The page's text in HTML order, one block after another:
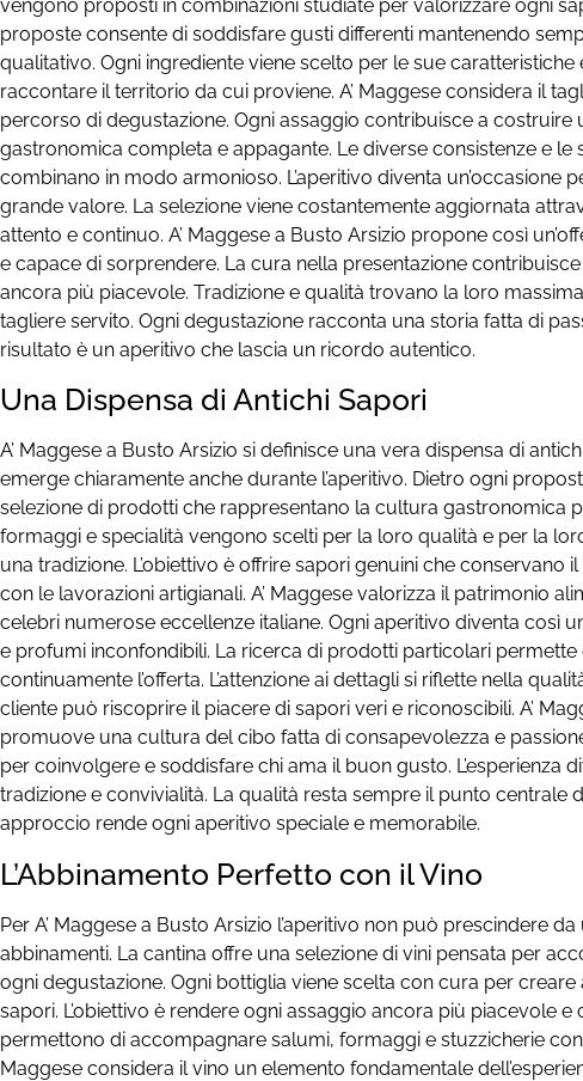
vengono proposti in combinazioni studiate per valorizzare ogni
proposte consente di soddisfare gusti differenti mantenendo
qualitativo. Ogni ingrediente viene scelto per le sue caratteristiche
raccontare il territorio da cui proviene. A’ Maggese considera il
percorso di degustazione. Ogni assaggio contribuisce a costruire
gastronomica completa e appagante. Le diverse consistenze e le
combinano in modo armonioso. L’aperitivo diventa un’occasione
grande valore. La selezione viene costantemente aggiornata
attento e continuo. A’ Maggese a Busto Arsizio propone così
e capace di sorprendere. La cura nella presentazione contribuisce
ancora più piacevole. Tradizione e qualità trovano la loro
tagliere servito. Ogni degustazione racconta una storia fatta di
risultato è un aperitivo che lascia un ricordo autentico.
Una Dispensa di Antichi Sapori
A’ Maggese a Busto Arsizio si definisce una vera dispensa di
emerge chiaramente anche durante l’aperitivo. Dietro ogni
selezione di prodotti che rappresentano la cultura gastronomica
formaggi e specialità vengono scelti per la loro qualità e per la
una tradizione. L’obiettivo è offrire sapori genuini che conservano
con le lavorazioni artigianali. A’ Maggese valorizza il patrimonio
celebri numerose eccellenze italiane. Ogni aperitivo diventa così
e profumi inconfondibili. La ricerca di prodotti particolari permette
continuamente l’offerta. L’attenzione ai dettagli si riflette nella
cliente può riscoprire il piacere di sapori veri e riconoscibili. A’
promuove una cultura del cibo fatta di consapevolezza e
per coinvolgere e soddisfare chi ama il buon gusto. L’esperienza
tradizione e convivialità. La qualità resta sempre il punto centrale
approccio rende ogni aperitivo speciale e memorabile.
L’Abbinamento Perfetto con il Vino
Per A’ Maggese a Busto Arsizio l’aperitivo non può prescindere
abbinamenti. La cantina offre una selezione di vini pensata per
ogni degustazione. Ogni bottiglia viene scelta con cura per
sapori. L’obiettivo è rendere ogni assaggio ancora più piacevole
permettono di accompagnare salumi, formaggi e stuzzicherie con
Maggese considera il vino un elemento fondamentale